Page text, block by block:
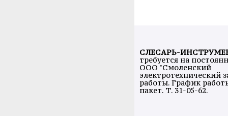
СЛЕСАРЬ-
требуется на
ООО "Смоленский
электротехнический
работы. График
пакет. Т. 31-05-62.